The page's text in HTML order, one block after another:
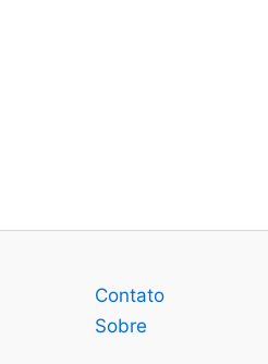
Contato
Sobre